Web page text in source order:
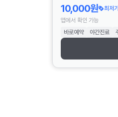
10,000원
최저
앱에서 확인 가능
바로예약
야간진료